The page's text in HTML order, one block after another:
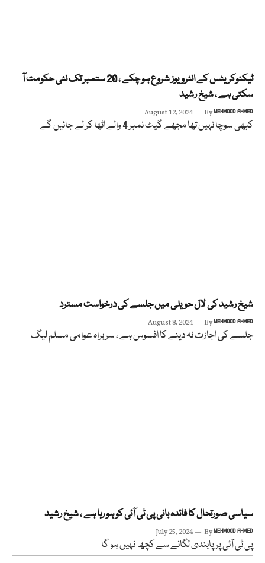
ٹیکنوکریٹس کے انٹرویوز شروع ہو چکے ، 20 ستمبر تک نئی حکومت آ
سکتی ہے ، شیخ رشید
August 12, 2024 ByMEHMOOD AHMED
کبھی سوچا نہیں تھا مجھے گیٹ نمبر 4 والے اٹھا کر لے جائیں گے
شیخ رشید کی لال حویلی میں جلسے کی درخواست مسترد
August 8, 2024 ByMEHMOOD AHMED
جلسے کی اجازت نہ دینے کا افسوس ہے ، سربراہ عوامی مسلم لیگ
سیاسی صورتحال کا فائدہ بانی پی ٹی آئی کو ہو رہا ہے ، شیخ رشید
July 25, 2024 ByMEHMOOD AHMED
پی ٹی آئی پر پابندی لگانے سے کچھ نہیں ہو گا